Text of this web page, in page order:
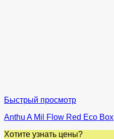
Быстрый просмотр
Anthu A Mil Flow Red Eco Box
Хотите узнать цены?